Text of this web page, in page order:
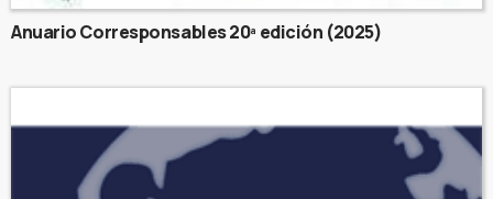
Anuario Corresponsables 20ª edición (2025)